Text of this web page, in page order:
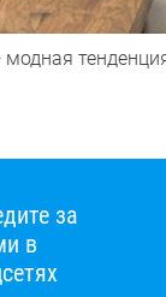
за
в